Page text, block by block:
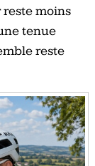
reste moins
tenue
reste